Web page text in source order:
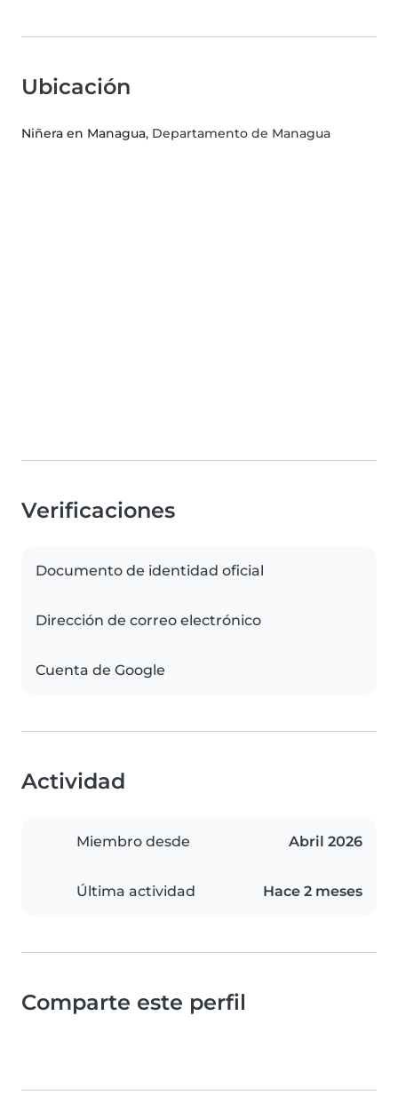
Ubicación
Niñera en Managua, Departamento de Managua
Verificaciones
Documento de identidad oficial
Dirección de correo electrónico
Cuenta de Google
Actividad
Miembro desde Abril 2026
Última actividad Hace 2 meses
Comparte este perfil